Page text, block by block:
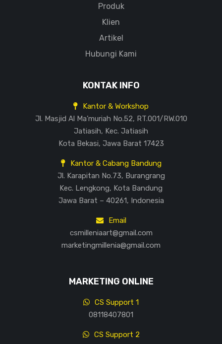
Produk
Klien
Artikel
Hubungi Kami
KONTAK INFO
Kantor & Workshop
Jl. Masjid Al Ma’muriah No.52, RT.001/RW.010
Jatiasih, Kec. Jatiasih
Kota Bekasi, Jawa Barat 17423
Kantor & Cabang Bandung
Jl. Karapitan No.73, Burangrang
Kec. Lengkong, Kota Bandung
Jawa Barat – 40261, Indonesia
Email
csmilleniaart@gmail.com
marketingmillenia@gmail.com
MARKETING ONLINE
CS Support 1
08118407801
CS Support 2